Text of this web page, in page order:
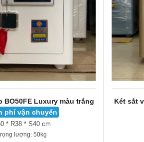
BO50FE Luxury màu trắng
phí vận chuyển
* R38 * S40 cm
lượng: 50kg
Két sắt